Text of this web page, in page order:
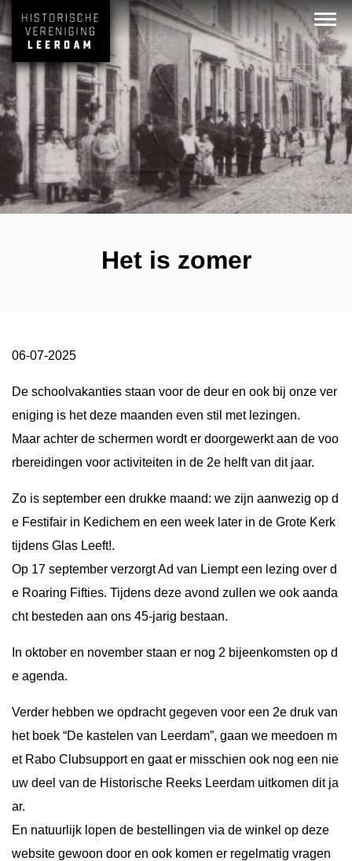
Het is zomer
06-07-2025
De schoolvakanties staan voor de deur en ook bij onze ver
eniging is het deze maanden even stil met lezingen.
Maar achter de schermen wordt er doorgewerkt aan de voo
rbereidingen voor activiteiten in de 2e helft van dit jaar.
Zo is september een drukke maand: we zijn aanwezig op d
e Festifair in Kedichem en een week later in de Grote Kerk
tijdens Glas Leeft!.
Op 17 september verzorgt Ad van Liempt een lezing over d
e Roaring Fifties. Tijdens deze avond zullen we ook aanda
cht besteden aan ons 45-jarig bestaan.
In oktober en november staan er nog 2 bijeenkomsten op d
e agenda.
Verder hebben we opdracht gegeven voor een 2e druk van
het boek “De kastelen van Leerdam”, gaan we meedoen m
et Rabo Clubsupport en gaat er misschien ook nog een nie
uw deel van de Historische Reeks Leerdam uitkomen dit ja
ar.
En natuurlijk lopen de bestellingen via de winkel op deze
website gewoon door en ook komen er regelmatig vragen